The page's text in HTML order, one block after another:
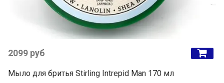
2099 руб
Мыло для бритья Stirling Intrepid Man 170 мл